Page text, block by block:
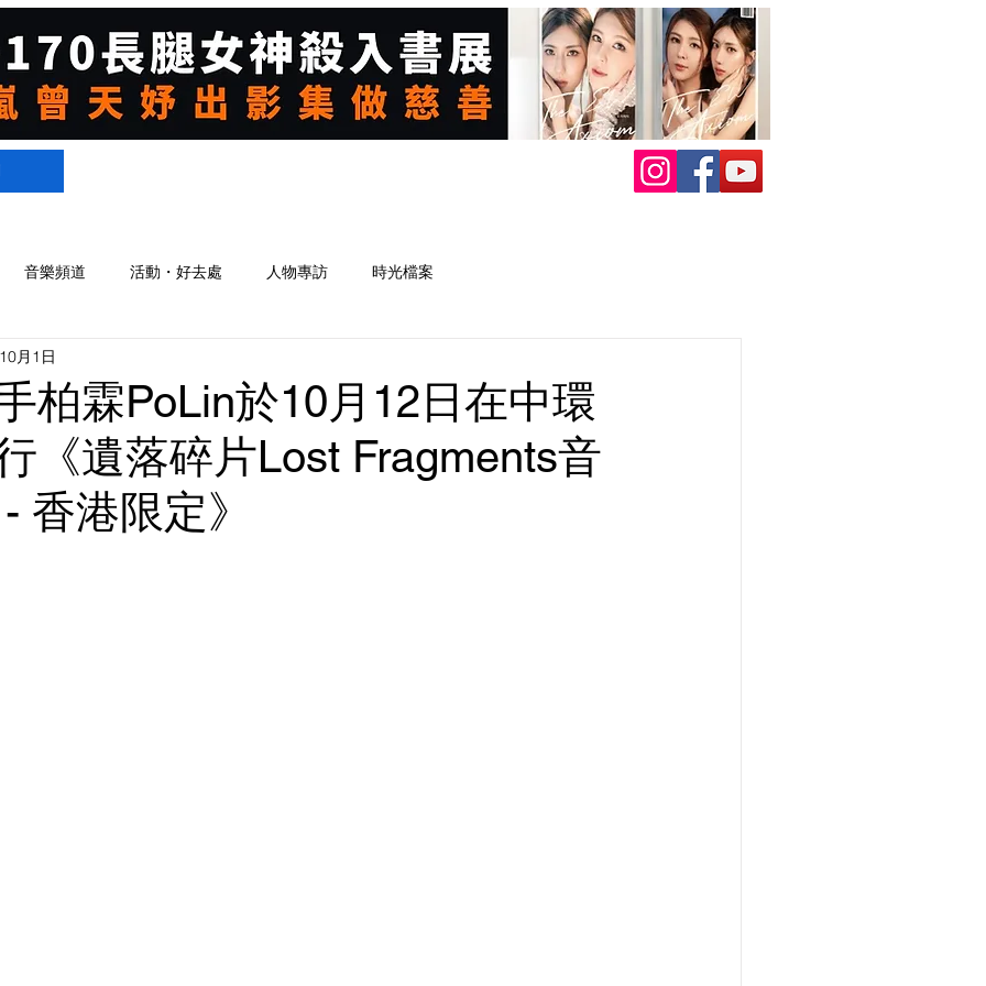
音樂頻道 活動・好去處 人物專訪 時光檔案
柏霖PoLin於10月12日在中環
《遺落碎片Lost Fragments音
香港限定》
月1日